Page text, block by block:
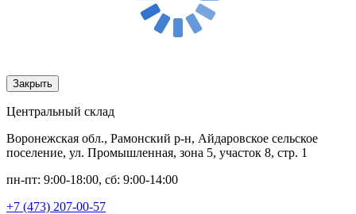
Закрыть
Центральный склад
Воронежская обл., Рамонский р-н, Айдаровское сельское
поселение, ул. Промышленная, зона 5, участок 8, стр. 1
пн-пт: 9:00-18:00, сб: 9:00-14:00
+7 (473) 207-00-57